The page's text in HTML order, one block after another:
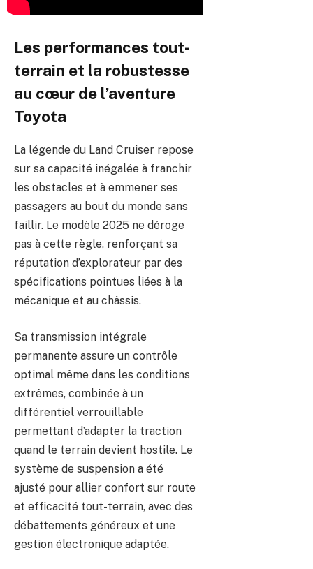
Les performances tout-
terrain et la robustesse
au cœur de l’aventure
Toyota
La légende du Land Cruiser repose
sur sa capacité inégalée à franchir
les obstacles et à emmener ses
passagers au bout du monde sans
faillir. Le modèle 2025 ne déroge
pas à cette règle, renforçant sa
réputation d’explorateur par des
spécifications pointues liées à la
mécanique et au châssis.
Sa transmission intégrale
permanente assure un contrôle
optimal même dans les conditions
extrêmes, combinée à un
différentiel verrouillable
permettant d’adapter la traction
quand le terrain devient hostile. Le
système de suspension a été
ajusté pour allier confort sur route
et efficacité tout-terrain, avec des
débattements généreux et une
gestion électronique adaptée.